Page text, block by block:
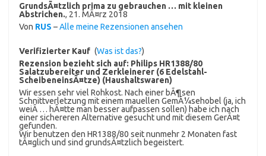
GrundsÃ¤tzlich prima zu gebrauchen … mit kleinen
Abstrichen., 21. MÃ¤rz 2018
Von RUS –Alle meine Rezensionen ansehen
Verifizierter Kauf (Was ist das?)
Rezension bezieht sich auf: Philips HR1388/80
Salatzubereiter und Zerkleinerer (6 Edelstahl-
ScheibeneinsÃ¤tze) (Haushaltswaren)
Wir essen sehr viel Rohkost. Nach einer bÃ¶sen
Schnittverletzung mit einem mauellen GemÃ¼sehobel (ja, ich
weiÃ … hÃ¤tte man besser aufpassen sollen) habe ich nach
einer sichereren Alternative gesucht und mit diesem GerÃ¤t
gefunden.
Wir benutzen den HR1388/80 seit nunmehr 2 Monaten fast
tÃ¤glich und sind grundsÃ¤tzlich begeistert.